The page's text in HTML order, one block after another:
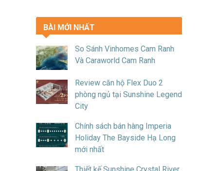
BÀI MỚI NHẤT
So Sánh Vinhomes Cam Ranh
Và Caraworld Cam Ranh
Review căn hộ Flex Duo 2
phòng ngủ tại Sunshine Legend
City
Chính sách bán hàng Imperia
Holiday The Bayside Hạ Long
mới nhất